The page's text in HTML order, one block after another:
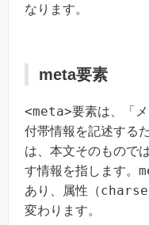
なります。
meta要素
<meta>要素は、「
付帯情報を記述する
は、本文そのもので
す情報を指します。
あり、属性（
変わります。